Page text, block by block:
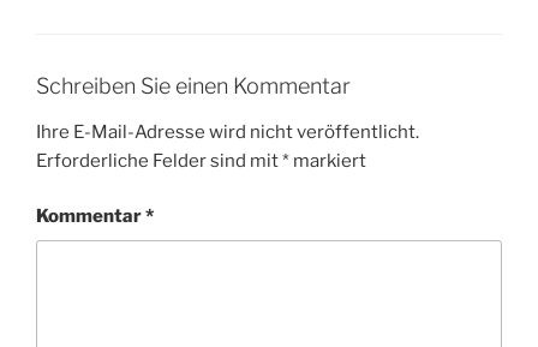
Schreiben Sie einen Kommentar
Ihre E-Mail-Adresse wird nicht veröffentlicht.
Erforderliche Felder sind mit* markiert
Kommentar*